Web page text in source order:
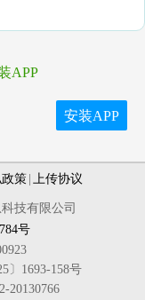
APP
安装APP
政策 上传协议
科技有限公司
号
〕1693-158号
20130766